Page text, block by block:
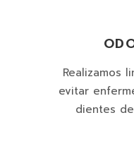
Realizamos
evitar
dientes